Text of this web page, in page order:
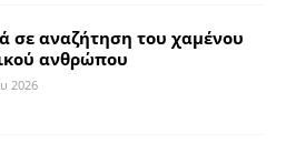
σε αναζήτηση του χαμένου
ανθρώπου
2026